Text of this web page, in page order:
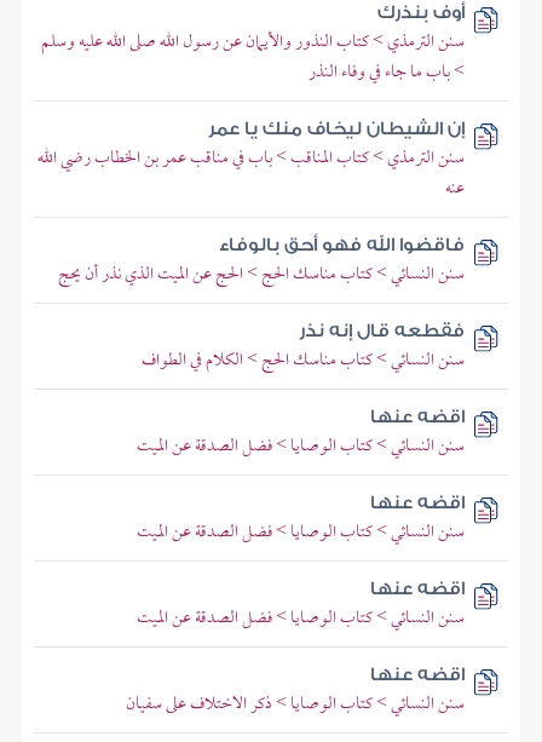
أوف بنذرك
سنن الترمذي > كتاب النذور والأيمان عن رسول الله صلى الله عليه وسلم
> باب ما جاء في وفاء النذر
إن الشيطان ليخاف منك يا عمر
سنن الترمذي > كتاب المناقب > باب في مناقب عمر بن الخطاب رضي الله
عنه
فاقضوا الله فهو أحق بالوفاء
سنن النسائي > كتاب مناسك الحج > الحج عن الميت الذي نذر أن يحج
فقطعه قال إنه نذر
سنن النسائي > كتاب مناسك الحج > الكلام في الطواف
اقضه عنها
سنن النسائي > كتاب الوصايا > فضل الصدقة عن الميت
اقضه عنها
سنن النسائي > كتاب الوصايا > فضل الصدقة عن الميت
اقضه عنها
سنن النسائي > كتاب الوصايا > فضل الصدقة عن الميت
اقضه عنها
سنن النسائي > كتاب الوصايا > ذكر الاختلاف على سفيان